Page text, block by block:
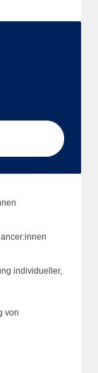
individueller,
von